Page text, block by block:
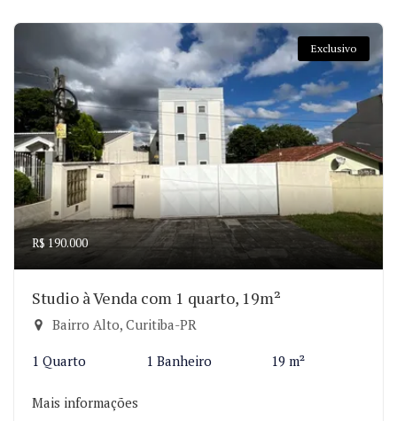
Exclusivo
R$ 190.000
Studio à Venda com 1 quarto, 19m²
Bairro Alto, Curitiba-PR
1 Quarto 1 Banheiro 19 m²
Mais informações